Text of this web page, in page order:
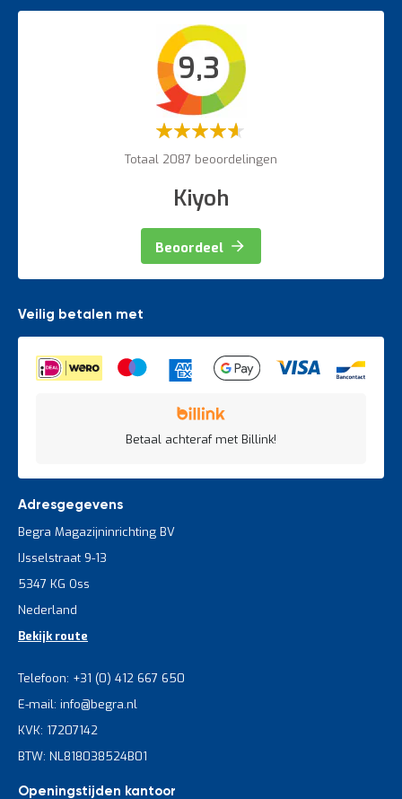
Bordestrappen
Werkplaatsinrichting accessoires
9,3
Waardering:
Totaal 2087 beoordelingen
Kiyoh
Beoordeel
Veilig betalen met
Betaal achteraf met Billink!
Adresgegevens
Begra Magazijninrichting BV
IJsselstraat 9-13
5347 KG Oss
Nederland
Bekijk route
Telefoon: +31 (0) 412 667 650
E-mail: info@begra.nl
KVK: 17207142
BTW: NL818038524B01
Openingstijden kantoor